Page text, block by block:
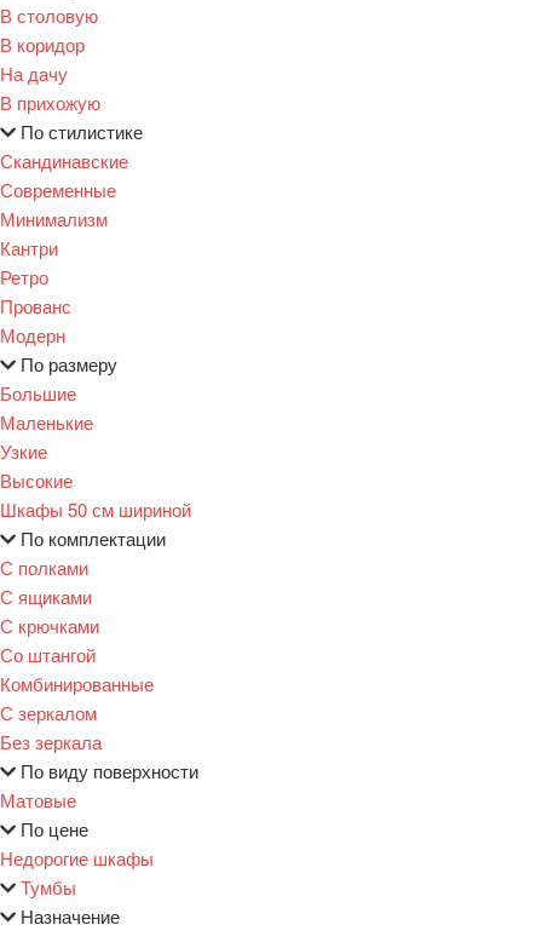
В столовую
В коридор
На дачу
В прихожую
По стилистике
Скандинавские
Современные
Минимализм
Кантри
Ретро
Прованс
Модерн
По размеру
Большие
Маленькие
Узкие
Высокие
Шкафы 50 см шириной
По комплектации
С полками
С ящиками
С крючками
Со штангой
Комбинированные
С зеркалом
Без зеркала
По виду поверхности
Матовые
По цене
Недорогие шкафы
Тумбы
Назначение